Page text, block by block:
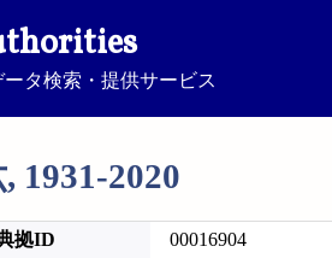
タ検索・提供サービス
1931-2020
拠ID 00016904